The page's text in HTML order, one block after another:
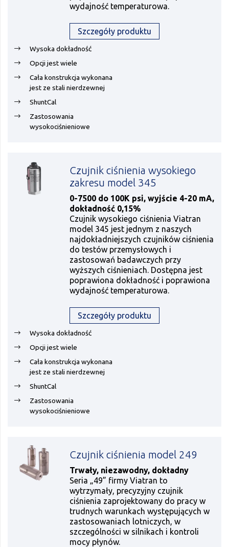
wydajność temperaturowa.
Szczegóły produktu
Wysoka dokładność
Opcji jest wiele
Cała konstrukcja wykonana
jest ze stali nierdzewnej
ShuntCal
Zastosowania
wysokociśnieniowe
Czujnik ciśnienia wysokiego
zakresu model 345
0-7500 do 100K psi, wyjście 4-20 mA,
dokładność 0,15%
Czujnik wysokiego ciśnienia Viatran
model 345 jest jednym z naszych
najdokładniejszych czujników ciśnienia
do testów przemysłowych i
zastosowań badawczych przy
wyższych ciśnieniach. Dostępna jest
poprawiona dokładność i poprawiona
wydajność temperaturowa.
Szczegóły produktu
Wysoka dokładność
Opcji jest wiele
Cała konstrukcja wykonana
jest ze stali nierdzewnej
ShuntCal
Zastosowania
wysokociśnieniowe
Czujnik ciśnienia model 249
Trwały, niezawodny, dokładny
Seria „49” firmy Viatran to
wytrzymały, precyzyjny czujnik
ciśnienia zaprojektowany do pracy w
trudnych warunkach występujących w
zastosowaniach lotniczych, w
szczególności w silnikach i kontroli
mocy płynów.